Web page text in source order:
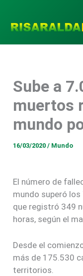
contenido
Sube a
muertos
mundo
16/03/2020/ Mundo
El número de
mundo superó
que registró 349
horas, según el
Desde el
más de 175.530
territorios.